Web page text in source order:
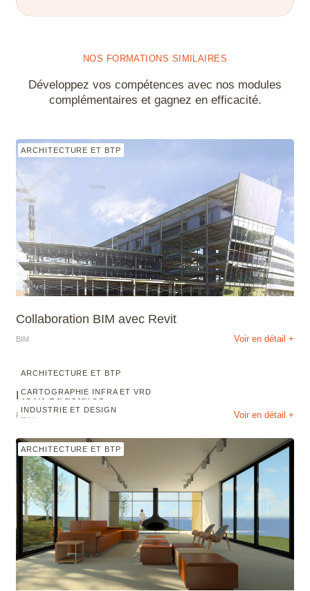
NOS FORMATIONS SIMILAIRES
Développez vos compétences avec nos modules
complémentaires et gagnez en efficacité.
ARCHITECTURE ET BTP
Collaboration BIM avec Revit
BIM Voir en détail +
ARCHITECTURE ET BTP
CARTOGRAPHIE INFRA ET VRD
INDUSTRIE ET DESIGN
Revit Structures
REVIT Voir en détail +
ARCHITECTURE ET BTP